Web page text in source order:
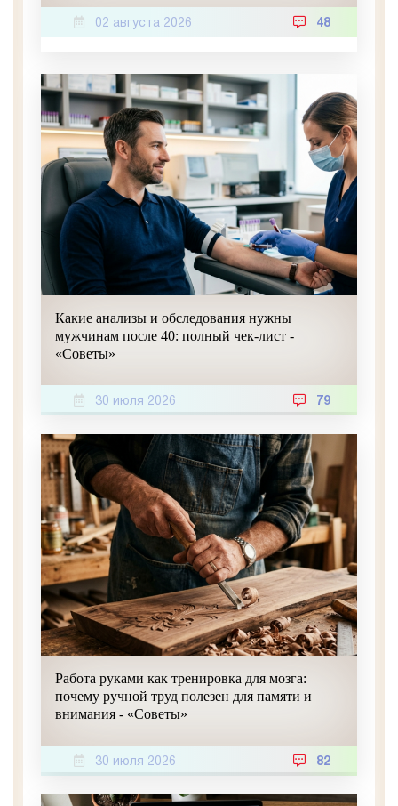
02 августа 2026 48
Какие анализы и обследования нужны
мужчинам после 40: полный чек-лист -
«Советы»
30 июля 2026 79
Работа руками как тренировка для мозга:
почему ручной труд полезен для памяти и
внимания - «Советы»
30 июля 2026 82